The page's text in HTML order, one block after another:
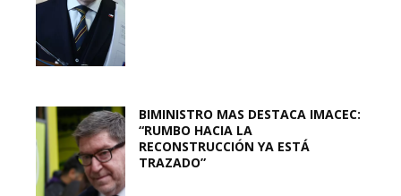
BIMINISTRO MAS DESTACA IMACEC:
“RUMBO HACIA LA
RECONSTRUCCIÓN YA ESTÁ
TRAZADO”